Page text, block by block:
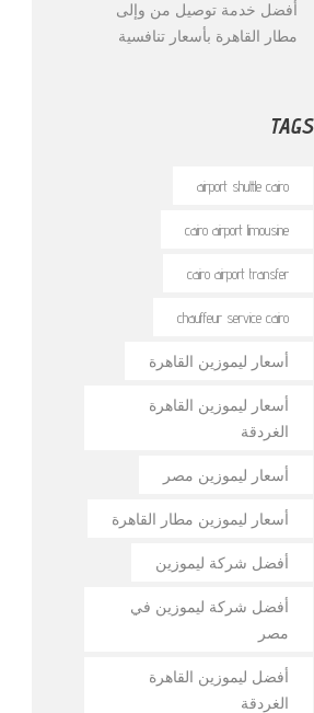
أفضل خدمة توصيل من وإلى
مطار القاهرة بأسعار تنافسية
TAGS
airport shuttle cairo
cairo airport limousine
cairo airport transfer
chauffeur service cairo
أسعار ليموزين القاهرة
أسعار ليموزين القاهرة
الغردقة
أسعار ليموزين مصر
أسعار ليموزين مطار القاهرة
أفضل شركة ليموزين
أفضل شركة ليموزين في
مصر
أفضل ليموزين القاهرة
الغردقة